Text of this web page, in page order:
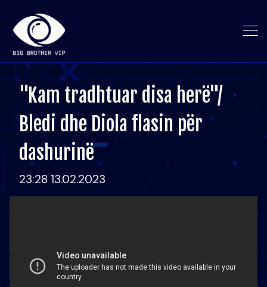
"Kam tradhtuar disa herë"/
Bledi dhe Diola flasin për
dashurinë
23:28 13.02.2023